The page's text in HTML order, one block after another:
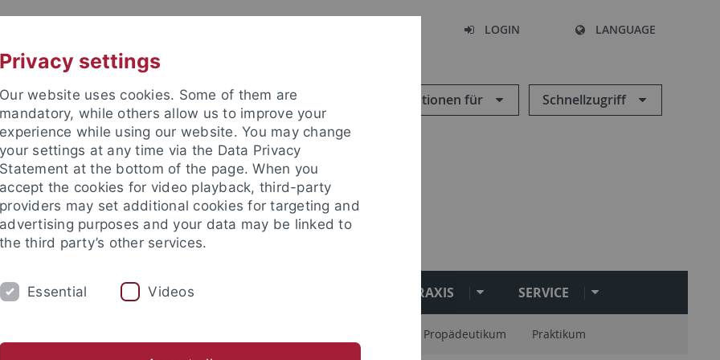
LOGIN LANGUAGE
Informationen für Schnellzugriff
FORSCHUNG PRAXIS SERVICE
Propädeutikum Praktikum
Privacy settings
Our website uses cookies. Some of them are
mandatory, while others allow us to improve your
experience while using our website. You may change
your settings at any time via the Data Privacy
Statement at the bottom of the page. When you
accept the cookies for video playback, third-party
providers may set additional cookies for targeting and
advertising purposes and your data may be linked to
the third party’s other services.
Essential Videos